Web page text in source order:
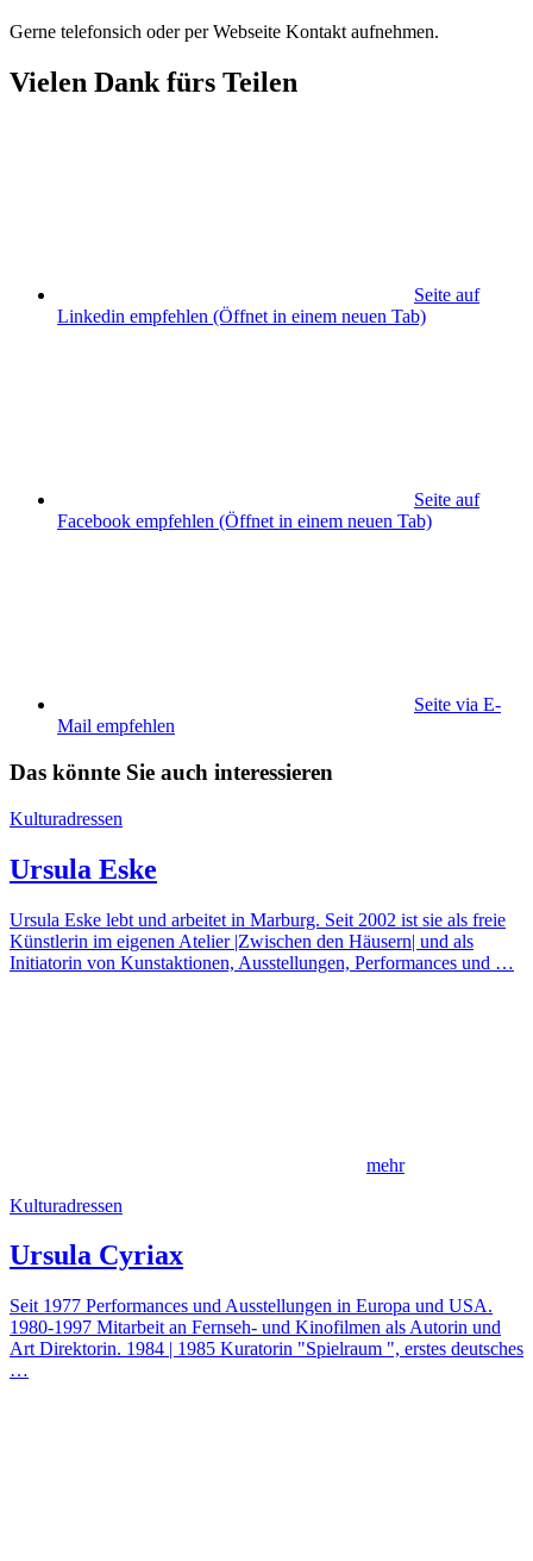
Gerne telefonsich oder per Webseite Kontakt aufnehmen.
Vielen Dank fürs Teilen
Seite auf
Linkedin empfehlen (Öffnet in einem neuen Tab)
Seite auf
Facebook empfehlen (Öffnet in einem neuen Tab)
Seite via E-
Mail empfehlen
Das könnte Sie auch interessieren
Kulturadressen
Ursula Eske
Ursula Eske lebt und arbeitet in Marburg. Seit 2002 ist sie als freie
Künstlerin im eigenen Atelier |Zwischen den Häusern| und als
Initiatorin von Kunstaktionen, Ausstellungen, Performances und …
mehr
Kulturadressen
Ursula Cyriax
Seit 1977 Performances und Ausstellungen in Europa und USA.
1980-1997 Mitarbeit an Fernseh- und Kinofilmen als Autorin und
Art Direktorin. 1984 | 1985 Kuratorin "Spielraum ", erstes deutsches
…